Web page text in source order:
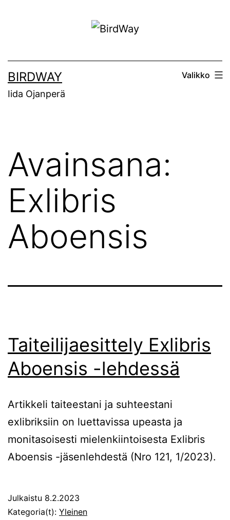
BIRDWAY
Iida Ojanperä
Valikko
Avainsana:
Exlibris
Aboensis
Taiteilijaesittely Exlibris
Aboensis -lehdessä
Artikkeli taiteestani ja suhteestani
exlibriksiin on luettavissa upeasta ja
monitasoisesti mielenkiintoisesta Exlibris
Aboensis -jäsenlehdestä (Nro 121, 1/2023).
Julkaistu 8.2.2023
Kategoria(t): Yleinen